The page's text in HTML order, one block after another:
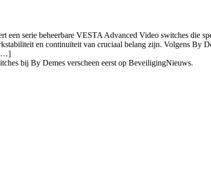
een serie beheerbare VESTA Advanced Video switches die
en continuïteit van cruciaal belang zijn. Volgens By
[…]
bij By Demes verscheen eerst op BeveiligingNieuws.